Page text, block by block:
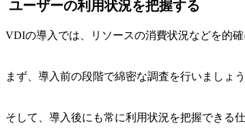
ユーザーの利用状況を把握する
VDIの導入では、リソースの消費状況などを的
まず、導入前の段階で綿密な調査を行いましょ
そして、導入後にも常に利用状況を把握できる